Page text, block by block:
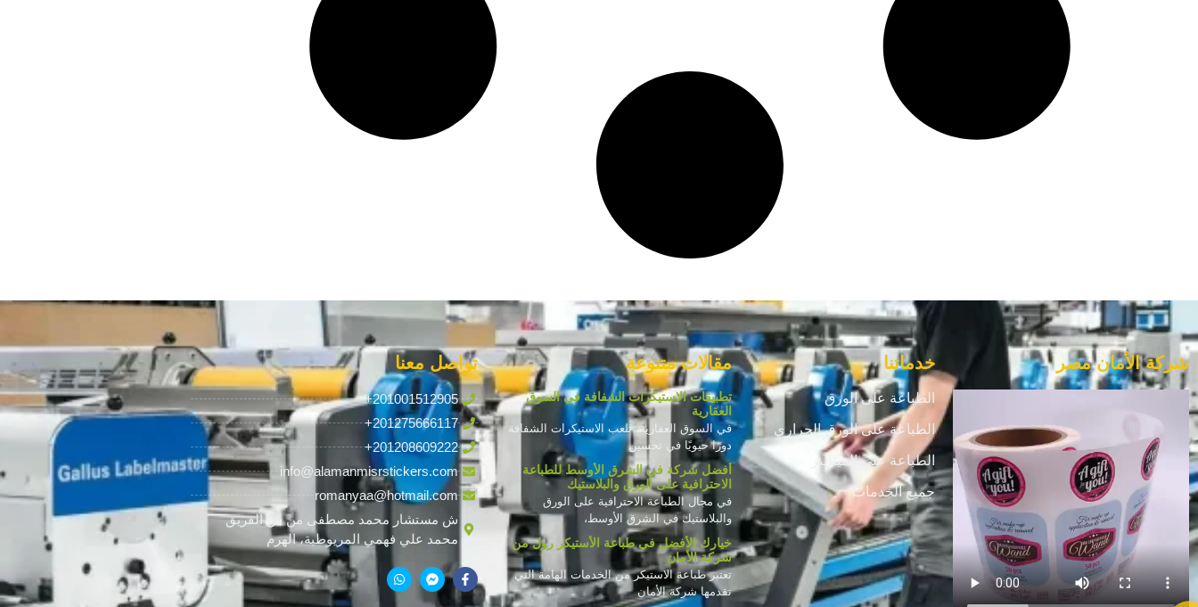
شركة الأمان مصر خدماتنا
الطباعة على الورق
الطباعة على الورق الحراري
الطباعة علي الميتاليز
جميع الخدمات
مقالات متنوعة
تطبيقات الاستيكرات الشفافة في السوق
العقارية
في السوق العقارية، تلعب الاستيكرات الشفافة
دورًا حيويًا في تحسين
أفضل شركة في الشرق الأوسط للطباعة
الاحترافية على الورق والبلاستيك
في مجال الطباعة الاحترافية على الورق
والبلاستيك في الشرق الأوسط،
خيارك الأفضل في طباعة الأستيكر رول من
شركة الأمان
تعتبر طباعة الاستيكر من الخدمات الهامة التي
تقدمها شركة الأمان
تواصل معنا
+201001512905
+201275666117
+201208609222
info@alamanmisrstickers.com
romanyaa@hotmail.com
ش مستشار محمد مصطفى من ش الفريق
محمد علي فهمي المريوطية، الهرم